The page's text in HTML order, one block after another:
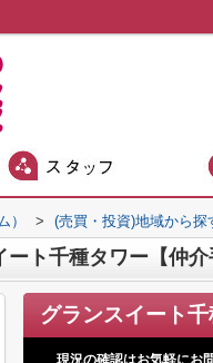
） > (売買・投資)地域から探
ト千種タワー【仲介
現況の確認はお気軽にお